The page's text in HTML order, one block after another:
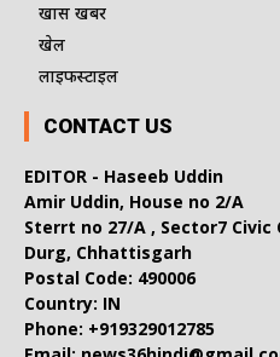
खास खबर
खेल
लाइफस्टाइल
CONTACT US
EDITOR - Haseeb Uddin
Amir Uddin, House no 2/A
Sterrt no 27/A , Sector7 Civic
Durg, Chhattisgarh
Postal Code: 490006
Country: IN
Phone: +919329012785